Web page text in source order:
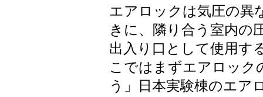
エアロックは気圧の異
きに、隣り合う室内の
出入り口として使用す
こではまずエアロック
う」日本実験棟のエア